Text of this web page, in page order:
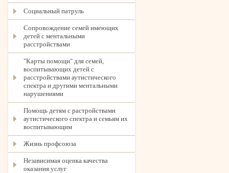
Социальный патруль
Сопровождение семей имеющих
детей с ментальными
расстройствами
"Карты помощи" для семей,
воспитывающих детей с
расстройствами аутистического
спектра и другими ментальными
нарушениями
Помощь детям с растройствами
аутистического спектра и семьям их
воспитывающим
Жизнь профсоюза
Независимая оценка качества
оказания услуг